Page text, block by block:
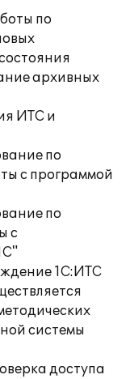
по
архивных
ИТС и
по
с программой
по
с
1С:ИТС
системы
доступа